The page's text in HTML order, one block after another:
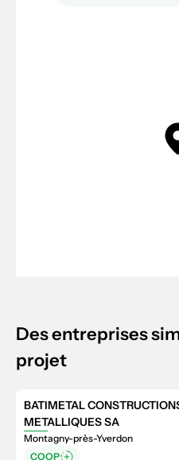
Des entreprises
projet
BATIMETAL
METALLIQUES SA
Montagny-près-Yverdon
COOP